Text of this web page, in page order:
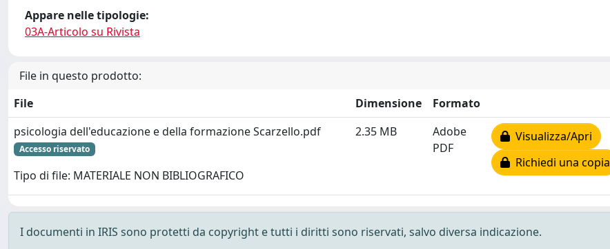
Appare nelle tipologie:
03A-Articolo su Rivista
File in questo prodotto:
File
Dimensione
Formato
psicologia dell'educazione e della formazione Scarzello.pdf
Accesso riservato
Tipo di file: MATERIALE NON BIBLIOGRAFICO
2.35 MB
Adobe
PDF
Visualizza/Apri
Richiedi una copia
I documenti in IRIS sono protetti da copyright e tutti i diritti sono riservati, salvo diversa indicazione.